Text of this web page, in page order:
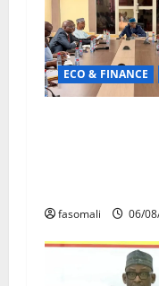
ECO & FINANCE
fasomali 06/